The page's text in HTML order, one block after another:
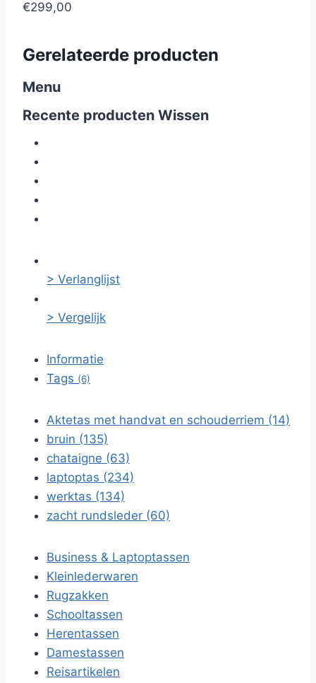
€299,00
Gerelateerde producten
Menu
Recente producten Wissen
> Verlanglijst
> Vergelijk
Informatie
Tags (6)
Aktetas met handvat en schouderriem (14)
bruin (135)
chataigne (63)
laptoptas (234)
werktas (134)
zacht rundsleder (60)
Business & Laptoptassen
Kleinlederwaren
Rugzakken
Schooltassen
Herentassen
Damestassen
Reisartikelen